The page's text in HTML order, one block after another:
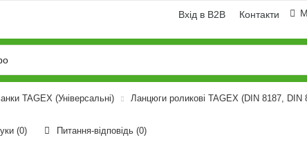
Вхід в B2B Контакти
TAGEX (Універсальні) Ланцюги роликові TAGEX (DIN 8187, DIN
(0) Питання-відповідь (0)